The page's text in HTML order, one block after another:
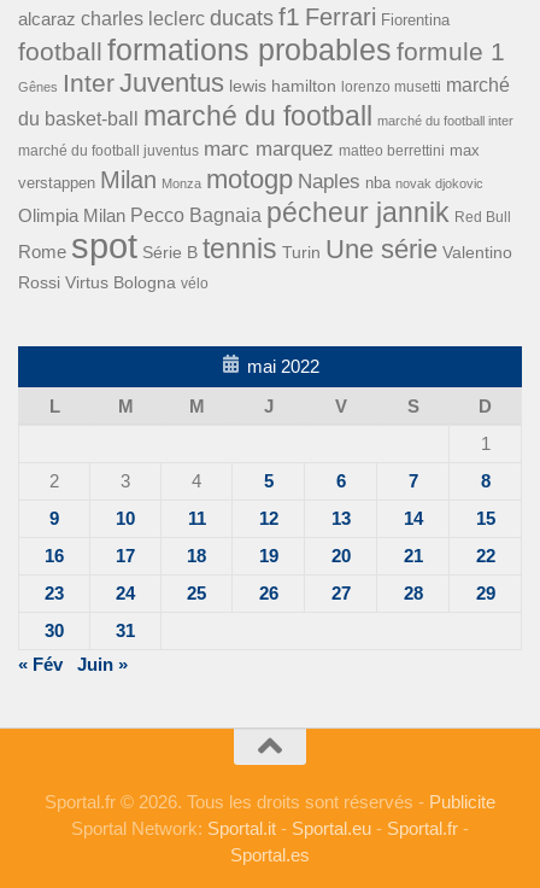
alcaraz charles leclerc ducats f1 Ferrari Fiorentina
football formations probables formule 1
Gênes InterJuventus lewis hamilton lorenzo musetti marché
du basket-ball
marché du football marché du football inter
marché du football juventus marc marquez matteo berrettini max
verstappen Milan Monza motogp Naples nba novak djokovic
Olimpia Milan Pecco Bagnaia pécheur jannik Red Bull
Rome spot Série B tennis Turin Une série Valentino
Rossi Virtus Bologna vélo
mai 2022
L
M M J V S
D
1
2
3 4 5 6 7
8
9
10 11 12 13 14
15
16
17 18 19 20 21
22
23
24 25 26 27 28
29
30
31
« Fév
Juin »
Sportal.fr © 2026. Tous les droits sont réservés - Publicite
Sportal Network: Sportal.it - Sportal.eu - Sportal.fr -
Sportal.es